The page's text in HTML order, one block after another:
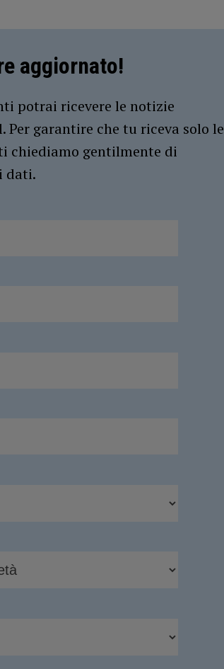
aggiornato!
potrai ricevere le notizie
garantire che tu riceva solo le
chiediamo gentilmente di
dati.